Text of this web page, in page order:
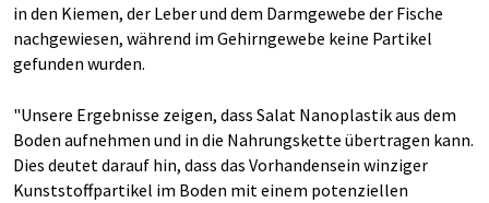
in den Kiemen, der Leber und dem Darmgewebe der Fische
nachgewiesen, während im Gehirngewebe keine Partikel
gefunden wurden.
"Unsere Ergebnisse zeigen, dass Salat Nanoplastik aus dem
Boden aufnehmen und in die Nahrungskette übertragen kann.
Dies deutet darauf hin, dass das Vorhandensein winziger
Kunststoffpartikel im Boden mit einem potenziellen